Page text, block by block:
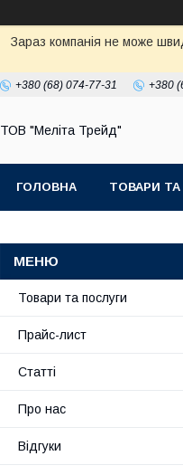
Зараз компанія не може
+380 (68) 074-77-31 +380
ТОВ "Меліта Трейд"
ГОЛОВНА ТОВАРИ
Товари та послуги
Прайс-лист
Статті
Про нас
Відгуки